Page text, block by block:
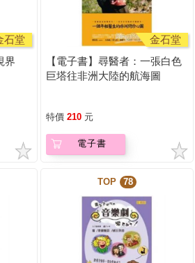
石堂
界
金石堂
【電子書】尋醫者：一張白色
巨塔往非洲大陸的航海圖
特價 210 元
電子書
TOP 78